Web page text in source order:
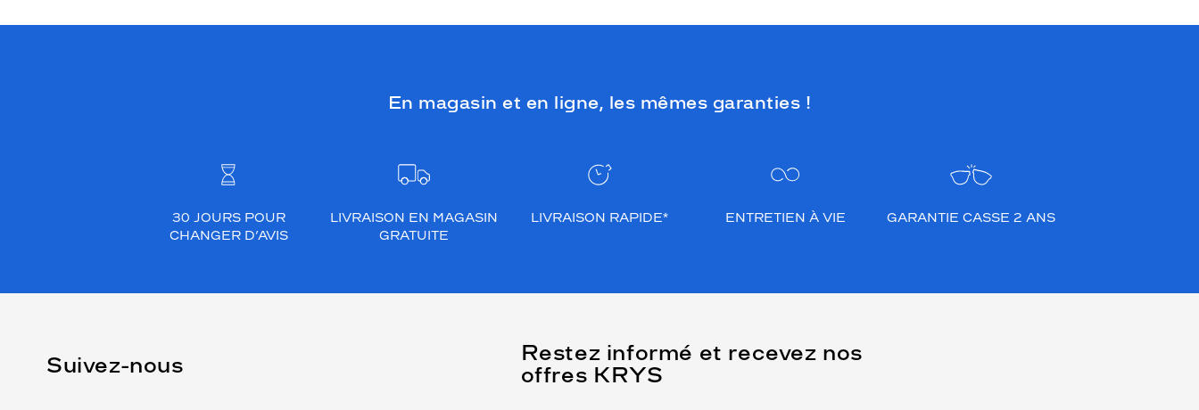
En magasin et en ligne, les mêmes garanties !
30 JOURS POUR
CHANGER D’AVIS
LIVRAISON EN MAGASIN
GRATUITE
LIVRAISON RAPIDE* ENTRETIEN À VIE GARANTIE CASSE 2 ANS
Suivez-nous
Restez informé et recevez nos
offres KRYS
Name
(Ce
champ
est
obligatoire)